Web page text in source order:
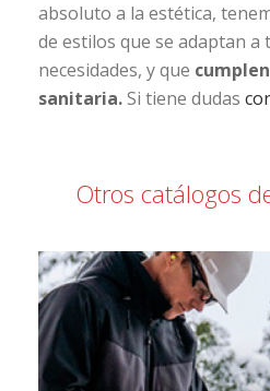
absoluto a la estética,
de estilos que se adaptan a
necesidades, y que
sanitaria.Si tiene dudas
Otros catálogos